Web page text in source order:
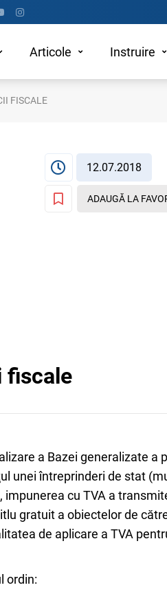
Articole Instruire
FISCALE
12.07.2018
ADAUGĂ LA
fiscale
a Bazei generalizate a
unei întreprinderi de stat
cu TVA a
gratuit a obiectelor de
de aplicare a TVA
ordin: